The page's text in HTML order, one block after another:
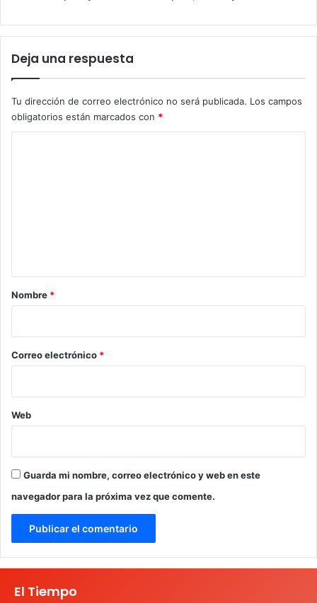
Deja una respuesta
Tu dirección de correo electrónico no será publicada. Los campos
obligatorios están marcados con *
r
*
Nombre *
Correo electrónico *
Web
Guarda mi nombre, correo electrónico y web en este
navegador para la próxima vez que comente.
El Tiempo